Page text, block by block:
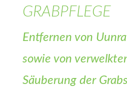
GRABPFLEGE
Entfernen von
sowie von
Säuberung der